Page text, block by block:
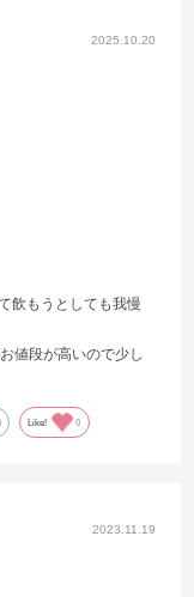
2025.10.20
飲もうとしても我慢
値段が高いので少し
Like! 0
2023.11.19